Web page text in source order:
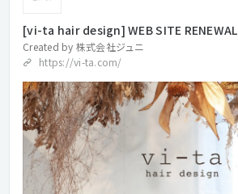
[vi-ta hair design] WEB SITE RENEWAL
Created by 株式会社ジュニ
https://vi-ta.com/